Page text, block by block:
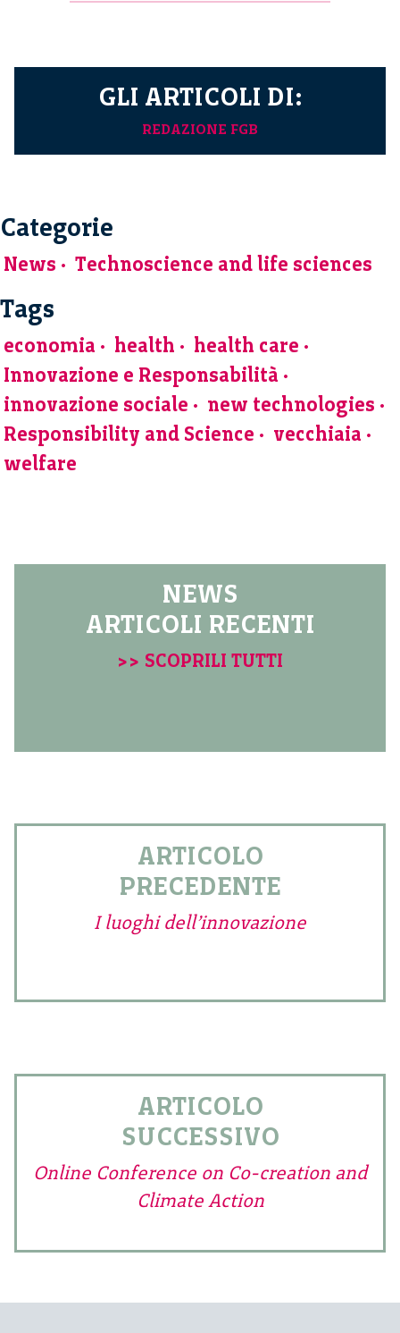
GLI ARTICOLI DI:
REDAZIONE FGB
Categorie
News Technoscience and life sciences
Tags
economia health
health care
Innovazione e Responsabilità
innovazione sociale
new technologies
Responsibility and Science
vecchiaia
welfare
NEWS
ARTICOLI RECENTI
>> SCOPRILI TUTTI
ARTICOLO
PRECEDENTE
I luoghi dell’innovazione
ARTICOLO
SUCCESSIVO
Online Conference on Co-creation and
Climate Action